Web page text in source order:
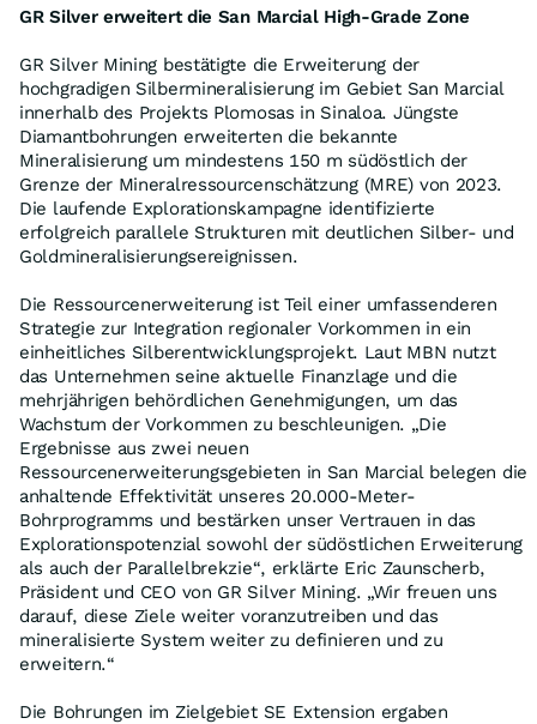
GR Silver erweitert die San Marcial High-Grade Zone
GR Silver Mining bestätigte die Erweiterung der
hochgradigen Silbermineralisierung im Gebiet San Marcial
innerhalb des Projekts Plomosas in Sinaloa. Jüngste
Diamantbohrungen erweiterten die bekannte
Mineralisierung um mindestens 150 m südöstlich der
Grenze der Mineralressourcenschätzung (MRE) von 2023.
Die laufende Explorationskampagne identifizierte
erfolgreich parallele Strukturen mit deutlichen Silber- und
Goldmineralisierungsereignissen.
Die Ressourcenerweiterung ist Teil einer umfassenderen
Strategie zur Integration regionaler Vorkommen in ein
einheitliches Silberentwicklungsprojekt. Laut MBN nutzt
das Unternehmen seine aktuelle Finanzlage und die
mehrjährigen behördlichen Genehmigungen, um das
Wachstum der Vorkommen zu beschleunigen. „Die
Ergebnisse aus zwei neuen
Ressourcenerweiterungsgebieten in San Marcial belegen die
anhaltende Effektivität unseres 20.000-Meter-
Bohrprogramms und bestärken unser Vertrauen in das
Explorationspotenzial sowohl der südöstlichen Erweiterung
als auch der Parallelbrekzie“, erklärte Eric Zaunscherb,
Präsident und CEO von GR Silver Mining. „Wir freuen uns
darauf, diese Ziele weiter voranzutreiben und das
mineralisierte System weiter zu definieren und zu
erweitern.“
Die Bohrungen im Zielgebiet SE Extension ergaben